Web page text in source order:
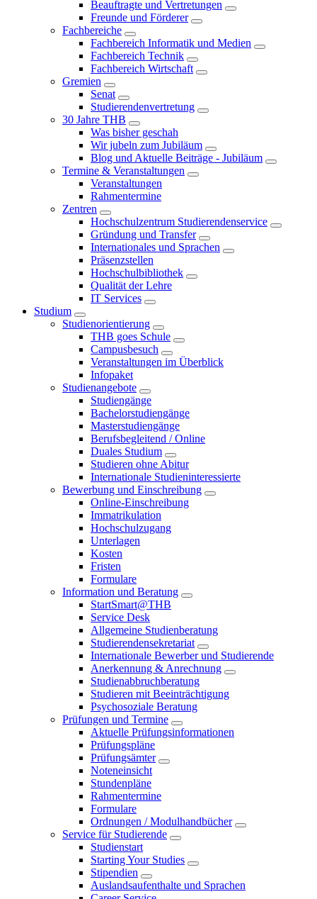
Beauftragte und Vertretungen
Freunde und Förderer
Fachbereiche
Fachbereich Informatik und Medien
Fachbereich Technik
Fachbereich Wirtschaft
Gremien
Senat
Studierendenvertretung
30 Jahre THB
Was bisher geschah
Wir jubeln zum Jubiläum
Blog und Aktuelle Beiträge - Jubiläum
Termine & Veranstaltungen
Veranstaltungen
Rahmentermine
Zentren
Hochschulzentrum Studierendenservice
Gründung und Transfer
Internationales und Sprachen
Präsenzstellen
Hochschulbibliothek
Qualität der Lehre
IT Services
Studium
Studienorientierung
THB goes Schule
Campusbesuch
Veranstaltungen im Überblick
Infopaket
Studienangebote
Studiengänge
Bachelorstudiengänge
Masterstudiengänge
Berufsbegleitend / Online
Duales Studium
Studieren ohne Abitur
Internationale Studieninteressierte
Bewerbung und Einschreibung
Online-Einschreibung
Immatrikulation
Hochschulzugang
Unterlagen
Kosten
Fristen
Formulare
Information und Beratung
StartSmart@THB
Service Desk
Allgemeine Studienberatung
Studierendensekretariat
Internationale Bewerber und Studierende
Anerkennung & Anrechnung
Studienabbruchberatung
Studieren mit Beeinträchtigung
Psychosoziale Beratung
Prüfungen und Termine
Aktuelle Prüfungsinformationen
Prüfungspläne
Prüfungsämter
Noteneinsicht
Stundenpläne
Rahmentermine
Formulare
Ordnungen / Modulhandbücher
Service für Studierende
Studienstart
Starting Your Studies
Stipendien
Auslandsaufenthalte und Sprachen